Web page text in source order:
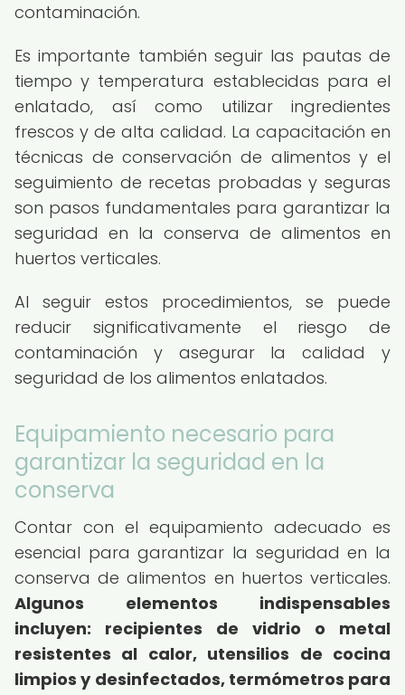
contaminación.
Es importante también seguir las pautas de
tiempo y temperatura establecidas para el
enlatado, así como utilizar ingredientes
frescos y de alta calidad. La capacitación en
técnicas de conservación de alimentos y el
seguimiento de recetas probadas y seguras
son pasos fundamentales para garantizar la
seguridad en la conserva de alimentos en
huertos verticales.
Al seguir estos procedimientos, se puede
reducir significativamente el riesgo de
contaminación y asegurar la calidad y
seguridad de los alimentos enlatados.
Equipamiento necesario para
garantizar la seguridad en la
conserva
Contar con el equipamiento adecuado es
esencial para garantizar la seguridad en la
conserva de alimentos en huertos verticales.
Algunos elementos indispensables
incluyen: recipientes de vidrio o metal
resistentes al calor, utensilios de cocina
limpios y desinfectados, termómetros para